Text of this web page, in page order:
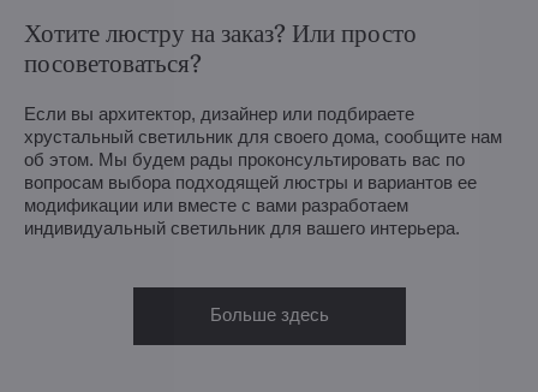
Хотите люстру на заказ? Или просто
посоветоваться?
Если вы архитектор, дизайнер или подбираете
хрустальный светильник для своего дома, сообщите нам
об этом. Мы будем рады проконсультировать вас по
вопросам выбора подходящей люстры и вариантов ее
модификации или вместе с вами разработаем
индивидуальный светильник для вашего интерьера.
Больше здесь